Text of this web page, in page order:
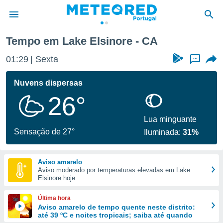
da
foi
fornecidas
a este
das
e
forma
digital
Tempo em Lake Elsinore - CA
01:29 Sexta ...
Nuvens dispersas
26°
Sensação de 27°
Lua minguante
Iluminada:31%
Aviso amarelo
Aviso moderado por temperaturas elevadas em Lake
Elsinore hoje
Última hora
Aviso amarelo de tempo quente neste distrito:
até 39 ºC e noites tropicais; saiba até quando